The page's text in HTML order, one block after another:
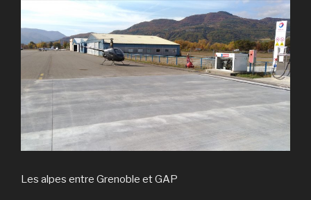
Les alpes entre Grenoble et GAP